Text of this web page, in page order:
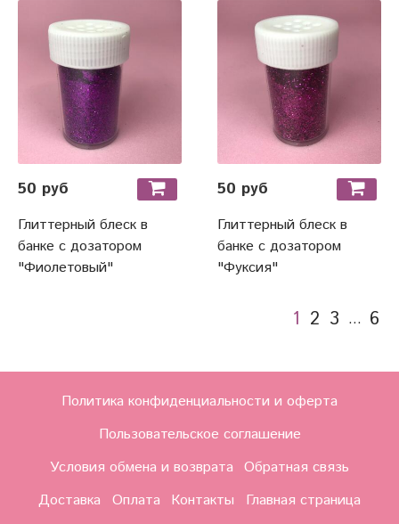
50 руб
Глиттерный блеск в
банке с дозатором
"Фиолетовый"
50 руб
Глиттерный блеск в
банке с дозатором
"Фуксия"
1 2 3 … 6
Политика конфиденциальности и оферта
Пользовательское соглашение
Условия обмена и возврата Обратная связь
Доставка
Оплата Контакты Главная страница